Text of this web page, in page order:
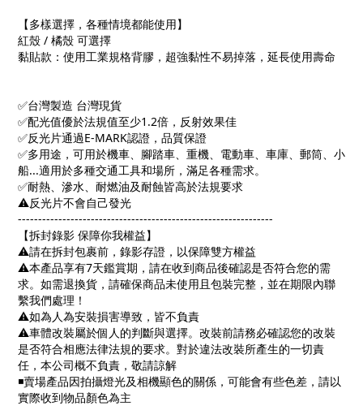
【多樣選擇，各種情境都能使用】
紅殼 / 橘殼 可選擇
黏貼款：使用工業規格背膠，超強黏性不易掉落，延長使用壽命
✅台灣製造 台灣現貨
✅配光值優於法規值至少1.2倍，反射效果佳
✅反光片通過E-MARK認證，品質保證
✅多用途，可用於機車、腳踏車、重機、電動車、車庫、郵筒、小
船...適用於多種交通工具和場所，滿足各種需求。
✅耐熱、滲水、耐燃油及耐蝕皆高於法規要求
⚠️反光片不會自己發光
---------------------------------------------------------------
【拆封錄影 保障你我權益】
⚠️請在拆封包裹前，錄影存證，以保障雙方權益
⚠️本產品享有7天鑑賞期，請在收到商品後確認是否符合您的需
求。如需退換貨，請確保商品未使用且包裝完整，並在期限內聯
繫我們處理！
⚠️如為人為安裝損害導致，皆不負責
⚠️車體改裝屬於個人的判斷與選擇。改裝前請務必確認您的改裝
是否符合相應法律法規的要求。對於違法改裝所產生的一切責
任，本公司概不負責，敬請諒解
◾賣場產品因拍攝燈光及相機顯色的關係，可能會有些色差，請以
實際收到物品顏色為主